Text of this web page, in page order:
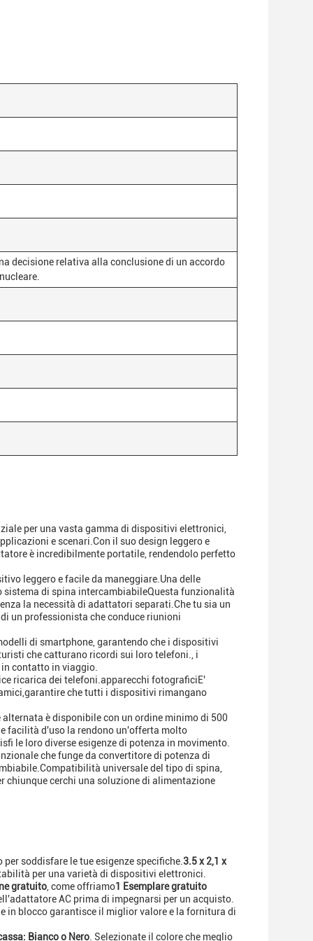
decisione relativa alla conclusione di un accordo
per una vasta gamma di dispositivi elettronici,
e scenari.Con il suo design leggero e
è incredibilmente portatile, rendendolo perfetto
leggero e facile da maneggiare.Una delle
sistema di spina intercambiabileQuesta funzionalità
la necessità di adattatori separati.Che tu sia un
un professionista che conduce riunioni
di smartphone, garantendo che i dispositivi
che catturano ricordi sui loro telefoni., i
contatto in viaggio.
ricarica dei telefoni.apparecchi fotograficiE'
che tutti i dispositivi rimangano
è disponibile con un ordine minimo di 500
facilità d'uso la rendono un'offerta molto
le loro diverse esigenze di potenza in movimento.
che funge da convertitore di potenza di
universale del tipo di spina,
chiunque cerchi una soluzione di alimentazione
soddisfare le tue esigenze specifiche. 3.5 x 2,1 x
per una varietà di dispositivi elettronici.
gratuito , come offriamo1 Esemplare gratuito
AC prima di impegnarsi per un acquisto.
in blocco garantisce il miglior valore e la fornitura di
Bianco o Nero . Selezionate il colore che meglio